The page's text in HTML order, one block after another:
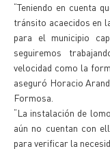
“Teniendo en cuenta
tránsito acaecidos en
para el municipio
seguiremos
velocidad como la
aseguró Horacio
Formosa.
“La instalación de
aún no cuentan con
para verificar la